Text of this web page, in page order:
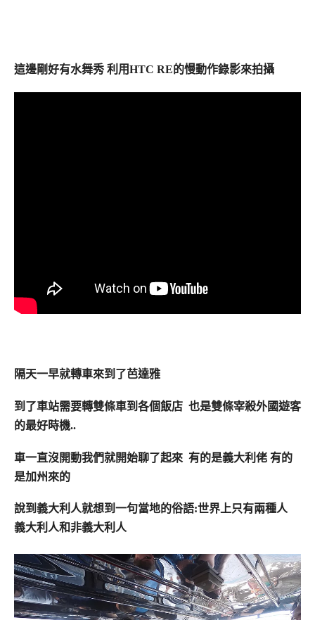
這邊剛好有水舞秀 利用HTC RE的慢動作錄影來拍攝
隔天一早就轉車來到了芭達雅
到了車站需要轉雙條車到各個飯店 也是雙條宰殺外國遊客
的最好時機..
車一直沒開動我們就開始聊了起來 有的是義大利佬 有的
是加州來的
說到義大利人就想到一句當地的俗語:世界上只有兩種人
義大利人和非義大利人